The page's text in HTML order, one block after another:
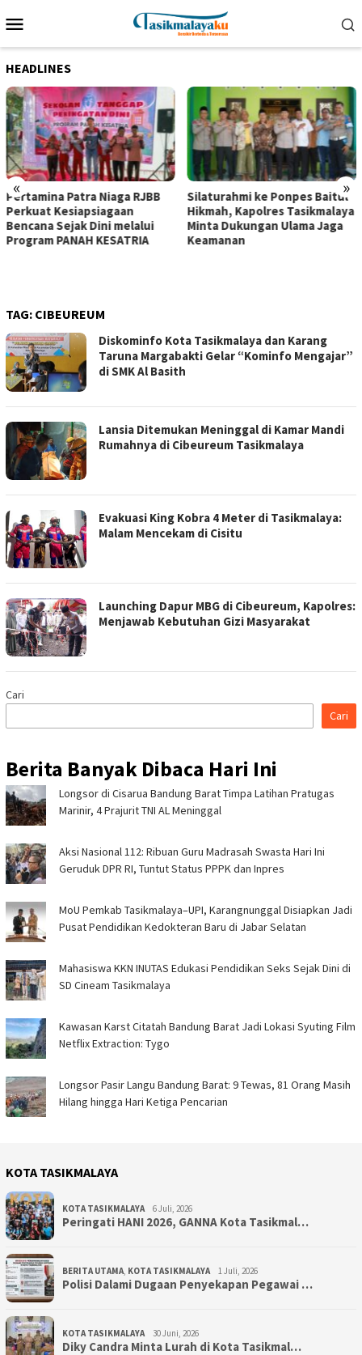
ke
Mobile
HEADLINES
« »
Pertamina Patra Niaga RJBB
Perkuat Kesiapsiagaan
Bencana Sejak Dini melalui
Program PANAH KESATRIA
Silaturahmi ke Ponpes Baitul
Hikmah, Kapolres Tasikmalaya
Minta Dukungan Ulama Jaga
Keamanan
TAG: CIBEUREUM
Diskominfo Kota Tasikmalaya dan Karang
Taruna Margabakti Gelar “Kominfo Mengajar”
di SMK Al Basith
Lansia Ditemukan Meninggal di Kamar Mandi
Rumahnya di Cibeureum Tasikmalaya
Evakuasi King Kobra 4 Meter di Tasikmalaya:
Malam Mencekam di Cisitu
Launching Dapur MBG di Cibeureum, Kapolres:
Menjawab Kebutuhan Gizi Masyarakat
Cari
Cari
Berita Banyak Dibaca Hari Ini
Longsor di Cisarua Bandung Barat Timpa Latihan Pra­tugas
Marinir, 4 Prajurit TNI AL Meninggal
Aksi Nasional 112: Ribuan Guru Madrasah Swasta Hari Ini
Geruduk DPR RI, Tuntut Status PPPK dan Inpres
MoU Pemkab Tasikmalaya–UPI, Karangnunggal Disiapkan Jadi
Pusat Pendidikan Kedokteran Baru di Jabar Selatan
Mahasiswa KKN INUTAS Edukasi Pendidikan Seks Sejak Dini di
SD Cineam Tasikmalaya
Kawasan Karst Citatah Bandung Barat Jadi Lokasi Syuting Film
Netflix Extraction: Tygo
Longsor Pasir Langu Bandung Barat: 9 Tewas, 81 Orang Masih
Hilang hingga Hari Ketiga Pencarian
KOTA TASIKMALAYA
KOTA TASIKMALAYA 6 Juli, 2026
Peringati HANI 2026, GANNA Kota Tasikmal…
BERITA UTAMA, KOTA TASIKMALAYA 1 Juli, 2026
Polisi Dalami Dugaan Penyekapan Pegawai …
KOTA TASIKMALAYA 30 Juni, 2026
Diky Candra Minta Lurah di Kota Tasikmal…